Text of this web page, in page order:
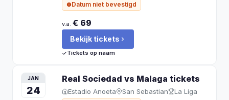
Datum niet bevestigd
v.a. € 69
Bekijk tickets
Tickets op naam
JAN
24
Real Sociedad vs Malaga tickets
Estadio Anoeta San Sebastian La Liga